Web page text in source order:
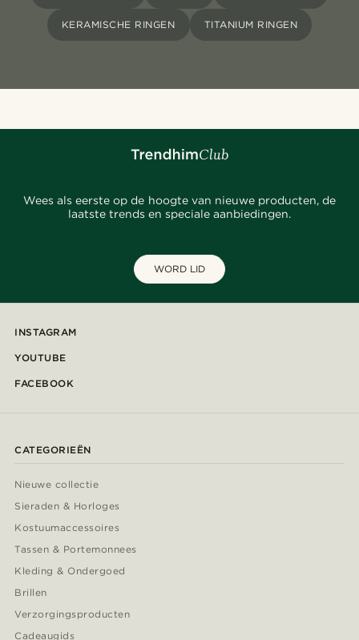
KERAMISCHE RINGEN TITANIUM RINGEN
Wees als eerste op de hoogte van nieuwe producten, de
laatste trends en speciale aanbiedingen.
WORD LID
INSTAGRAM
YOUTUBE
FACEBOOK
CATEGORIEËN
Nieuwe collectie
Sieraden & Horloges
Kostuumaccessoires
Tassen & Portemonnees
Kleding & Ondergoed
Brillen
Verzorgingsproducten
Cadeaugids